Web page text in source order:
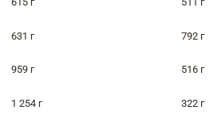
631 г 792 г
959 г 516 г
1 254 г 322 г